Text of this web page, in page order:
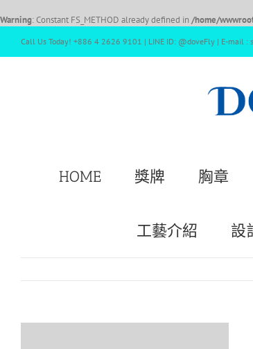
Warning: Constant FS_METHOD already defined in /home/
Call Us Today! +886 4 2626 9101 | LINE ID: @doveFly | E-mail :
HOME 獎牌 胸章
工藝介紹 設